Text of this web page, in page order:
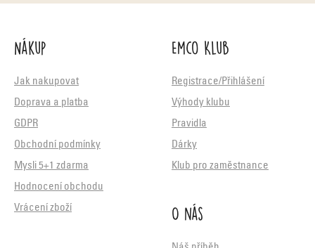
Nákup
Jak nakupovat
Doprava a platba
GDPR
Obchodní podmínky
Mysli 5+1 zdarma
Hodnocení obchodu
Vrácení zboží
Emco Klub
Registrace/Přihlášení
Výhody klubu
Pravidla
Dárky
Klub pro zaměstnance
O nás